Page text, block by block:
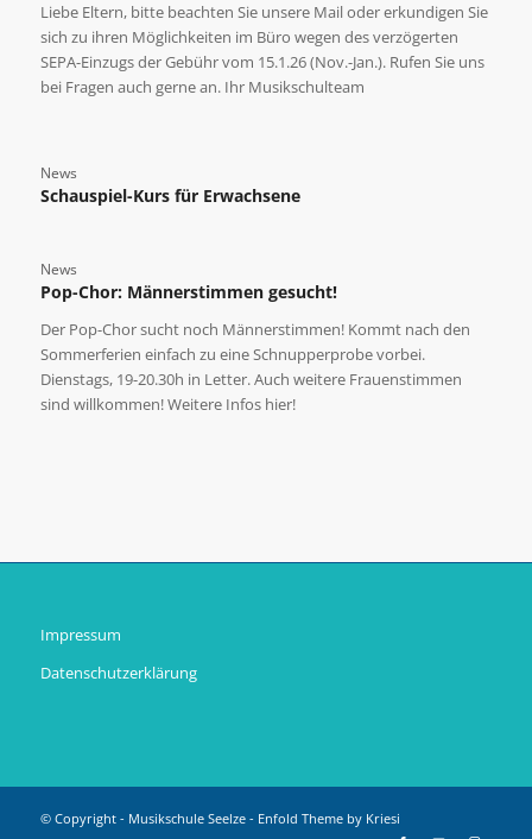
Liebe Eltern, bitte beachten Sie unsere Mail oder erkundigen Sie
sich zu ihren Möglichkeiten im Büro wegen des verzögerten
SEPA-Einzugs der Gebühr vom 15.1.26 (Nov.-Jan.). Rufen Sie uns
bei Fragen auch gerne an. Ihr Musikschulteam
News
Schauspiel-Kurs für Erwachsene
News
Pop-Chor: Männerstimmen gesucht!
Der Pop-Chor sucht noch Männerstimmen! Kommt nach den
Sommerferien einfach zu eine Schnupperprobe vorbei.
Dienstags, 19-20.30h in Letter. Auch weitere Frauenstimmen
sind willkommen! Weitere Infos hier!
Impressum
Datenschutzerklärung
© Copyright - Musikschule Seelze- Enfold Theme by Kriesi